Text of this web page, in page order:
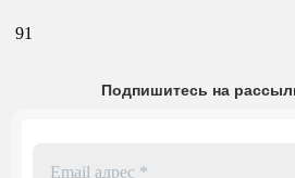
91
Подпишитесь на